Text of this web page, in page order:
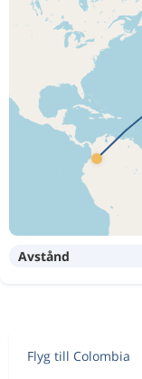
Avstånd
Flyg till Colombia